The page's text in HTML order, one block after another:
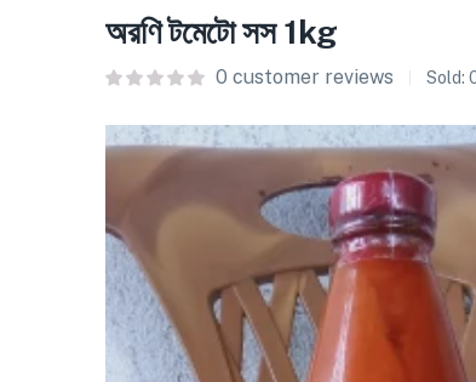
অরণি টমেটো সস 1kg
0 customer reviews Sold: